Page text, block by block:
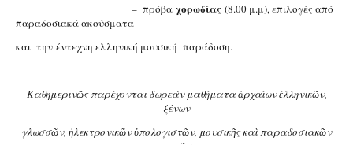
– πρόβα χορωδίας (8.00 μ.μ), επιλογές από
παραδοσιακά ακούσματα
και την έντεχνη ελληνική μουσική παράδοση.
Καθημερινῶς παρέχονται δωρεὰν μαθήματα ἀρχαίων ἑλληνικῶν,
ξένων
γλωσσῶν, ἠλεκτρονικῶν ὑπολογιστῶν, μουσικῆς καὶ παραδοσιακῶν